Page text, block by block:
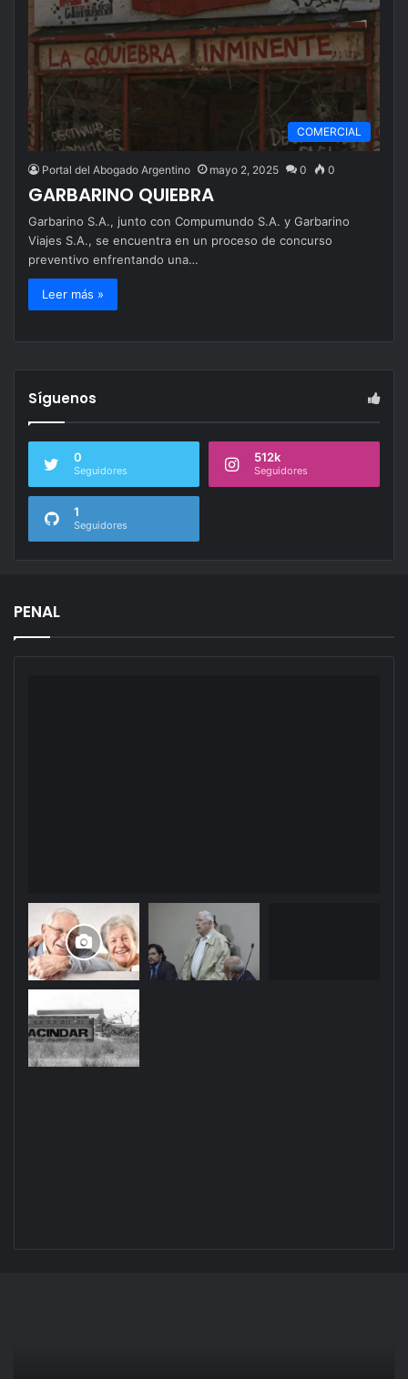
COMERCIAL
Portal del Abogado Argentino mayo 2, 2025 0 0
GARBARINO QUIEBRA
Garbarino S.A., junto con Compumundo S.A. y Garbarino
Viajes S.A., se encuentra en un proceso de concurso
preventivo enfrentando una…
Leer más »
Síguenos
0
Seguidores
512k
Seguidores
1
Seguidores
PENAL